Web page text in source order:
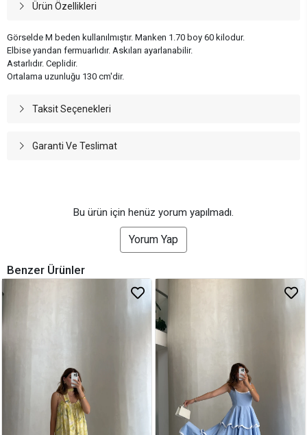
Ürün Özellikleri
Görselde M beden kullanılmıştır. Manken 1.70 boy 60 kilodur.
Elbise yandan fermuarlıdır. Askıları ayarlanabilir.
Astarlıdır. Ceplidir.
Ortalama uzunluğu 130 cm'dir.
Taksit Seçenekleri
Garanti Ve Teslimat
Bu ürün için henüz yorum yapılmadı.
Yorum Yap
Benzer Ürünler